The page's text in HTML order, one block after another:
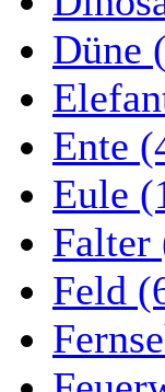
Düne
Ente
Eule
Falter
Feld